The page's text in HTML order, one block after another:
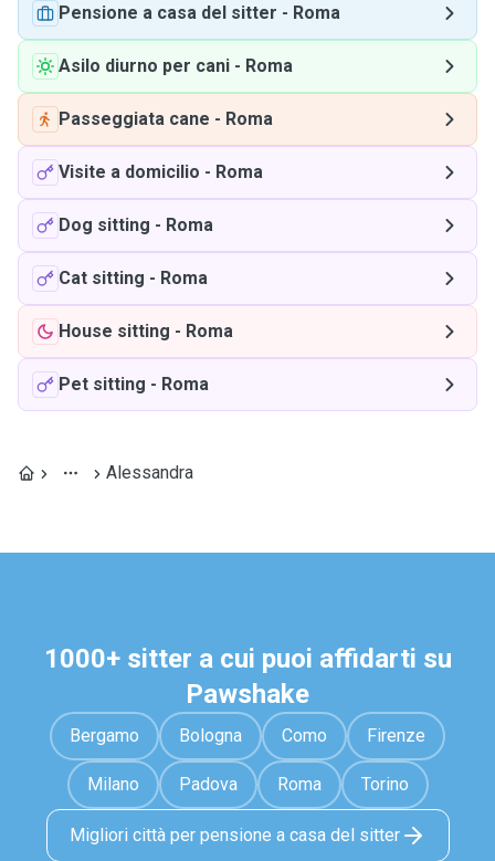
Pensione a casa del sitter - Roma
Asilo diurno per cani - Roma
Passeggiata cane - Roma
Visite a domicilio - Roma
Dog sitting - Roma
Cat sitting - Roma
House sitting - Roma
Pet sitting - Roma
Alessandra
1000+ sitter a cui puoi affidarti su
Pawshake
Bergamo Bologna Como Firenze
Milano Padova Roma Torino
Migliori città per pensione a casa del sitter